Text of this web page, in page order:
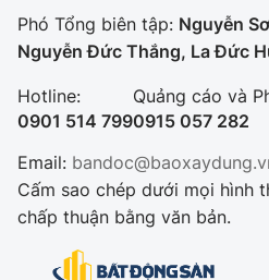
Phó Tổng biên tập: Nguyễn
Nguyễn Đức Thắng, La Đức
Hotline:
0901 514 799
Quảng cáo và
0915 057 282
Email:
Cấm sao chép dưới mọi hình
chấp thuận bằng văn bản.